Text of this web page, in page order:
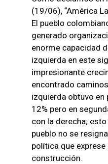
(19/06), “América
El pueblo
generado
enorme capacidad
izquierda en este
impresionante
encontrado
izquierda obtuvo en
12% pero en
con la derecha;
pueblo no se
política que exprese
construcción.